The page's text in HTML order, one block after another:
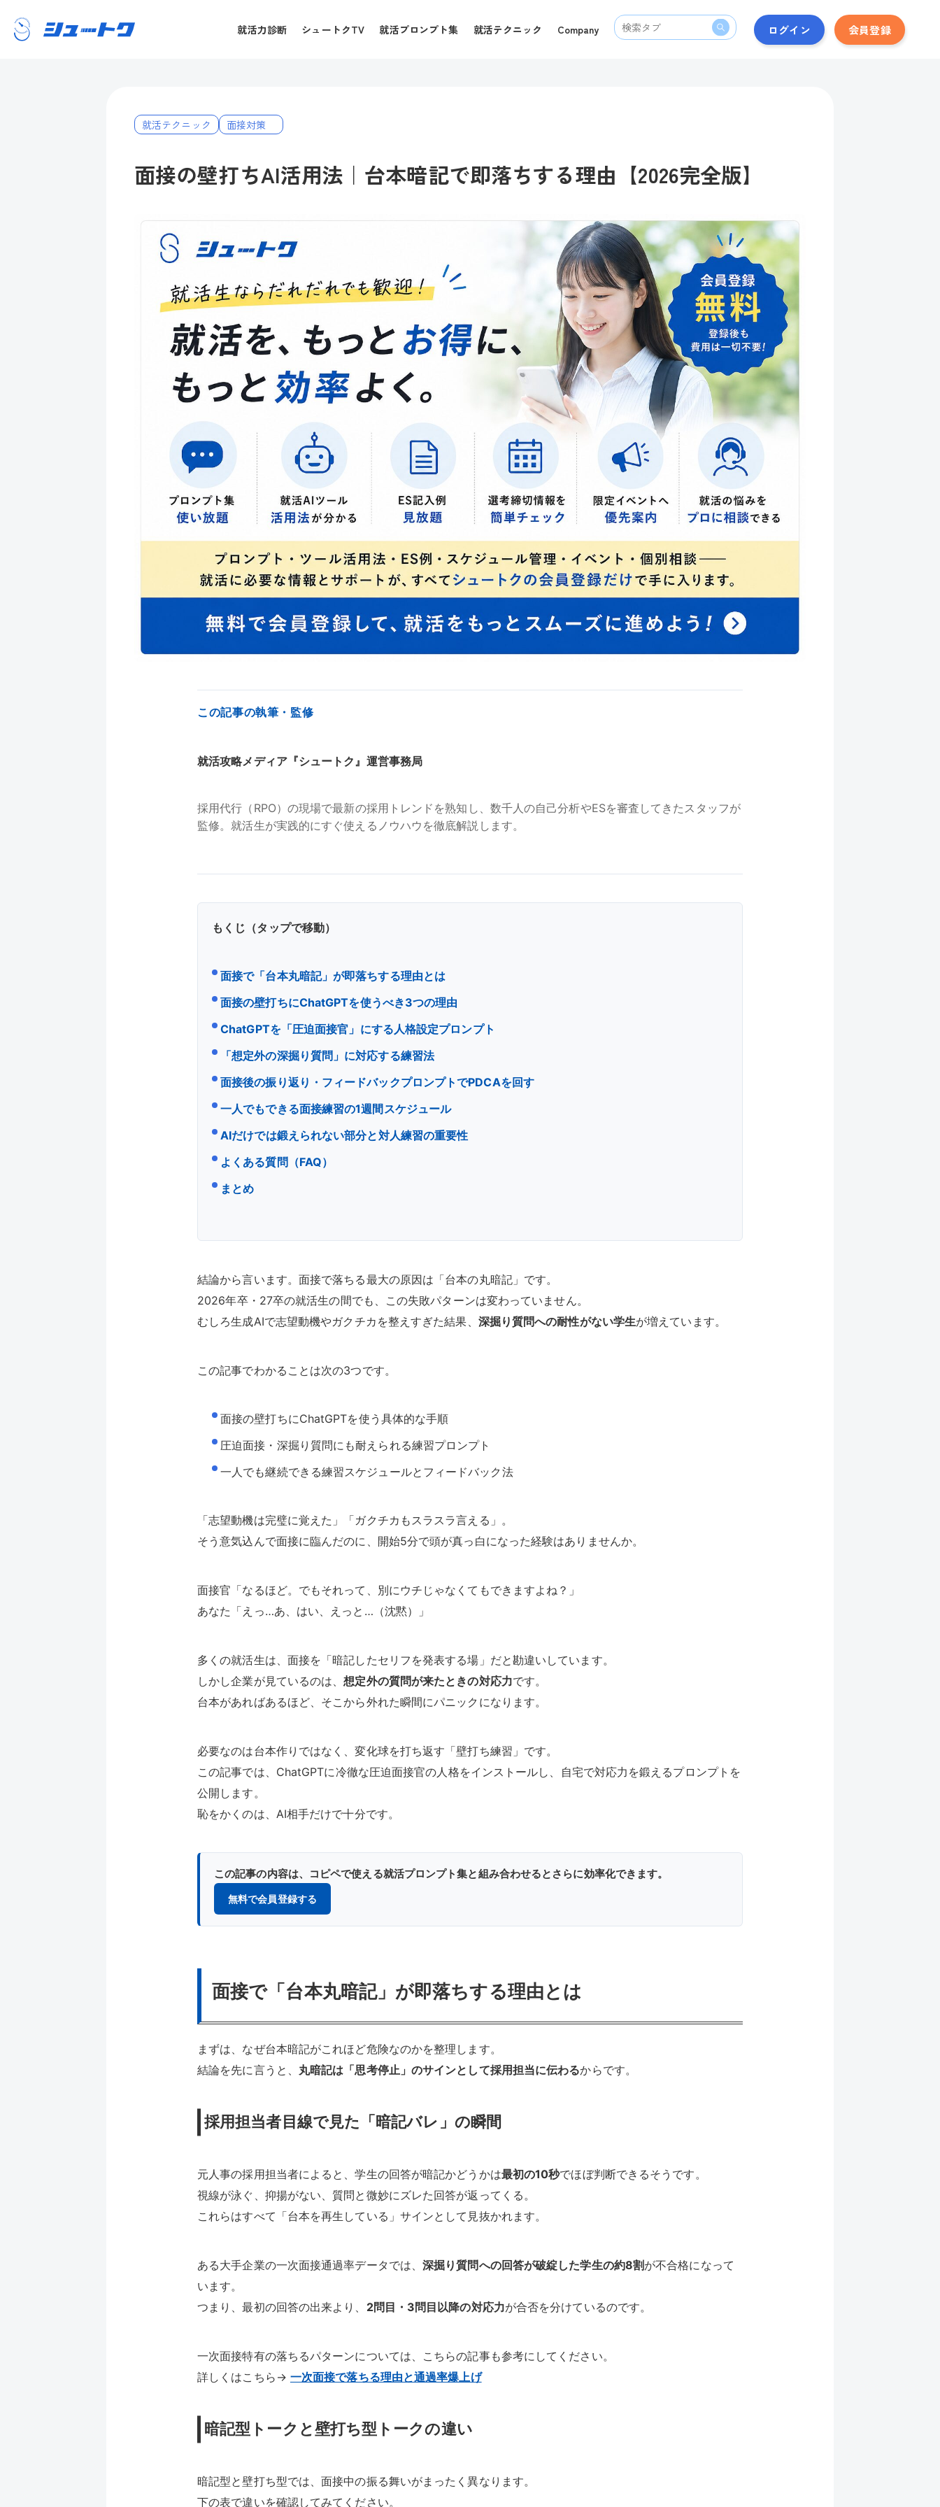
就活力診断 シュートクTV 就活プロンプト集 就活テクニック Company ログイン 会員登録
就活テクニック 面接対策
面接の壁打ちAI活用法｜台本暗記で即落ちする理由【2026完全版】
この記事の執筆・監修
就活攻略メディア『シュートク』運営事務局
採用代行（RPO）の現場で最新の採用トレンドを熟知し、数千人の自己分析やESを審査してきたスタッフが
監修。就活生が実践的にすぐ使えるノウハウを徹底解説します。
もくじ（タップで移動）
面接で「台本丸暗記」が即落ちする理由とは
面接の壁打ちにChatGPTを使うべき3つの理由
ChatGPTを「圧迫面接官」にする人格設定プロンプト
「想定外の深掘り質問」に対応する練習法
面接後の振り返り・フィードバックプロンプトでPDCAを回す
一人でもできる面接練習の1週間スケジュール
AIだけでは鍛えられない部分と対人練習の重要性
よくある質問（FAQ）
まとめ
結論から言います。面接で落ちる最大の原因は「台本の丸暗記」です。
2026年卒・27卒の就活生の間でも、この失敗パターンは変わっていません。
むしろ生成AIで志望動機やガクチカを整えすぎた結果、 深掘り質問への耐性がない学生が増えています。
この記事でわかることは次の3つです。
面接の壁打ちにChatGPTを使う具体的な手順
圧迫面接・深掘り質問にも耐えられる練習プロンプト
一人でも継続できる練習スケジュールとフィードバック法
「志望動機は完璧に覚えた」「ガクチカもスラスラ言える」。
そう意気込んで面接に臨んだのに、開始5分で頭が真っ白になった経験はありませんか。
面接官「なるほど。でもそれって、別にウチじゃなくてもできますよね？」
あなた「えっ…あ、はい、えっと…（沈黙）」
多くの就活生は、面接を「暗記したセリフを発表する場」だと勘違いしています。
しかし企業が見ているのは、想定外の質問が来たときの対応力です。
台本があればあるほど、そこから外れた瞬間にパニックになります。
必要なのは台本作りではなく、変化球を打ち返す「壁打ち練習」です。
この記事では、ChatGPTに冷徹な圧迫面接官の人格をインストールし、自宅で対応力を鍛えるプロンプトを
公開します。
恥をかくのは、AI相手だけで十分です。
この記事の内容は、コピペで使える就活プロンプト集と組み合わせるとさらに効率化できます。
無料で会員登録する
面接で「台本丸暗記」が即落ちする理由とは
まずは、なぜ台本暗記がこれほど危険なのかを整理します。
結論を先に言うと、 丸暗記は「思考停止」のサインとして採用担当に伝わるからです。
採用担当者目線で見た「暗記バレ」の瞬間
元人事の採用担当者によると、学生の回答が暗記かどうかは最初の10秒でほぼ判断できるそうです。
視線が泳ぐ、抑揚がない、質問と微妙にズレた回答が返ってくる。
これらはすべて「台本を再生している」サインとして見抜かれます。
ある大手企業の一次面接通過率データでは、 深掘り質問への回答が破綻した学生の約8割が不合格になって
います。
つまり、最初の回答の出来より、 2問目・3問目以降の対応力が合否を分けているのです。
一次面接特有の落ちるパターンについては、こちらの記事も参考にしてください。
詳しくはこちら→ 一次面接で落ちる理由と通過率爆上げ
暗記型トークと壁打ち型トークの違い
暗記型と壁打ち型では、面接中の振る舞いがまったく異なります。
下の表で違いを確認してみてください。